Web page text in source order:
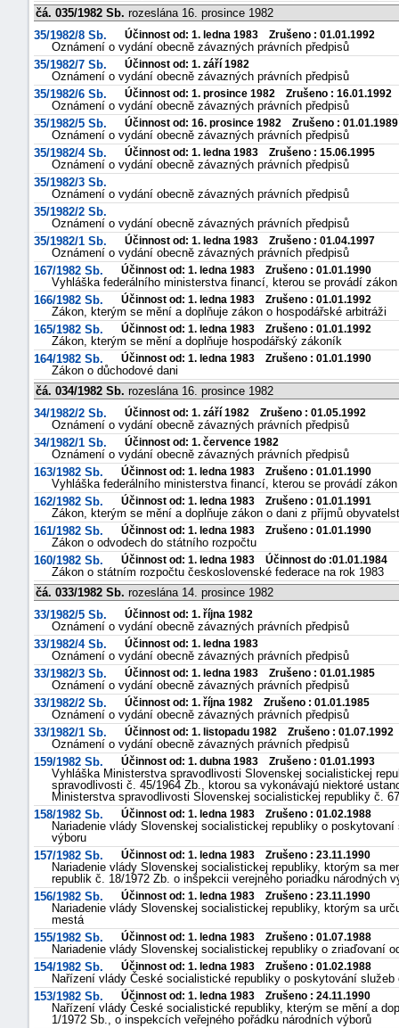
čá. 035/1982 Sb. rozeslána 16. prosince 1982
35/1982/8 Sb.
Účinnost od: 1. ledna 1983 Zrušeno : 01.01.1992
Oznámení o vydání obecně závazných právních předpisů
35/1982/7 Sb.
Účinnost od: 1. září 1982
Oznámení o vydání obecně závazných právních předpisů
35/1982/6 Sb.
Účinnost od: 1. prosince 1982 Zrušeno : 16.01.1992
Oznámení o vydání obecně závazných právních předpisů
35/1982/5 Sb.
Účinnost od: 16. prosince 1982 Zrušeno : 01.01.1989
Oznámení o vydání obecně závazných právních předpisů
35/1982/4 Sb.
Účinnost od: 1. ledna 1983 Zrušeno : 15.06.1995
Oznámení o vydání obecně závazných právních předpisů
35/1982/3 Sb.
Oznámení o vydání obecně závazných právních předpisů
35/1982/2 Sb.
Oznámení o vydání obecně závazných právních předpisů
35/1982/1 Sb.
Účinnost od: 1. ledna 1983 Zrušeno : 01.04.1997
Oznámení o vydání obecně závazných právních předpisů
167/1982 Sb.
Účinnost od: 1. ledna 1983 Zrušeno : 01.01.1990
Vyhláška federálního ministerstva financí, kterou se provádí
166/1982 Sb.
Účinnost od: 1. ledna 1983 Zrušeno : 01.01.1992
Zákon, kterým se mění a doplňuje zákon o hospodářské arbitráži
165/1982 Sb.
Účinnost od: 1. ledna 1983 Zrušeno : 01.01.1992
Zákon, kterým se mění a doplňuje hospodářský zákoník
164/1982 Sb.
Účinnost od: 1. ledna 1983 Zrušeno : 01.01.1990
Zákon o důchodové dani
čá. 034/1982 Sb. rozeslána 16. prosince 1982
34/1982/2 Sb.
Účinnost od: 1. září 1982 Zrušeno : 01.05.1992
Oznámení o vydání obecně závazných právních předpisů
34/1982/1 Sb.
Účinnost od: 1. července 1982
Oznámení o vydání obecně závazných právních předpisů
163/1982 Sb.
Účinnost od: 1. ledna 1983 Zrušeno : 01.01.1990
Vyhláška federálního ministerstva financí, kterou se provádí
162/1982 Sb.
Účinnost od: 1. ledna 1983 Zrušeno : 01.01.1991
Zákon, kterým se mění a doplňuje zákon o dani z příjmů
161/1982 Sb.
Účinnost od: 1. ledna 1983 Zrušeno : 01.01.1990
Zákon o odvodech do státního rozpočtu
160/1982 Sb.
Účinnost od: 1. ledna 1983 Účinnost do :01.01.1984
Zákon o státním rozpočtu československé federace na rok 1983
čá. 033/1982 Sb. rozeslána 14. prosince 1982
33/1982/5 Sb.
Účinnost od: 1. října 1982
Oznámení o vydání obecně závazných právních předpisů
33/1982/4 Sb.
Účinnost od: 1. ledna 1983
Oznámení o vydání obecně závazných právních předpisů
33/1982/3 Sb.
Účinnost od: 1. ledna 1983 Zrušeno : 01.01.1985
Oznámení o vydání obecně závazných právních předpisů
33/1982/2 Sb.
Účinnost od: 1. října 1982 Zrušeno : 01.01.1985
Oznámení o vydání obecně závazných právních předpisů
33/1982/1 Sb.
Účinnost od: 1. listopadu 1982 Zrušeno : 01.07.1992
Oznámení o vydání obecně závazných právních předpisů
159/1982 Sb.
Účinnost od: 1. dubna 1983 Zrušeno : 01.01.1993
Vyhláška Ministerstva spravodlivosti Slovenskej socialistickej
spravodlivosti č. 45/1964 Zb., ktorou sa vykonávajú niektoré
Ministerstva spravodlivosti Slovenskej socialistickej republiky č.
158/1982 Sb.
Účinnost od: 1. ledna 1983 Zrušeno : 01.02.1988
Nariadenie vlády Slovenskej socialistickej republiky o
výboru
157/1982 Sb.
Účinnost od: 1. ledna 1983 Zrušeno : 23.11.1990
Nariadenie vlády Slovenskej socialistickej republiky, ktorým sa
republik č. 18/1972 Zb. o inšpekcii verejného poriadku národných
156/1982 Sb.
Účinnost od: 1. ledna 1983 Zrušeno : 23.11.1990
Nariadenie vlády Slovenskej socialistickej republiky, ktorým sa
mestá
155/1982 Sb.
Účinnost od: 1. ledna 1983 Zrušeno : 01.07.1988
Nariadenie vlády Slovenskej socialistickej republiky o zriaďovaní
154/1982 Sb.
Účinnost od: 1. ledna 1983 Zrušeno : 01.02.1988
Nařízení vlády České socialistické republiky o poskytování
153/1982 Sb.
Účinnost od: 1. ledna 1983 Zrušeno : 24.11.1990
Nařízení vlády České socialistické republiky, kterým se mění a
1/1972 Sb., o inspekcích veřejného pořádku národních výborů
+náhrady
-
náhrady
škod"